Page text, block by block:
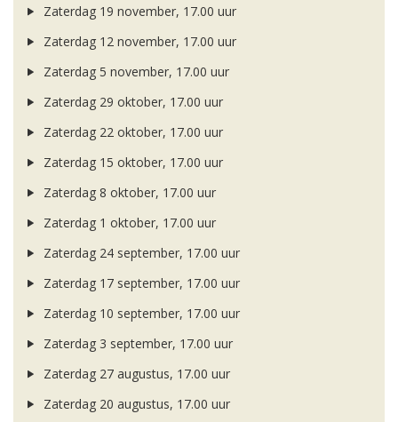
Zaterdag 19 november, 17.00 uur
Zaterdag 12 november, 17.00 uur
Zaterdag 5 november, 17.00 uur
Zaterdag 29 oktober, 17.00 uur
Zaterdag 22 oktober, 17.00 uur
Zaterdag 15 oktober, 17.00 uur
Zaterdag 8 oktober, 17.00 uur
Zaterdag 1 oktober, 17.00 uur
Zaterdag 24 september, 17.00 uur
Zaterdag 17 september, 17.00 uur
Zaterdag 10 september, 17.00 uur
Zaterdag 3 september, 17.00 uur
Zaterdag 27 augustus, 17.00 uur
Zaterdag 20 augustus, 17.00 uur